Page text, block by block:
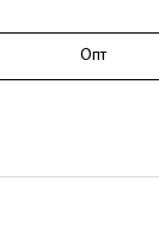
Опт